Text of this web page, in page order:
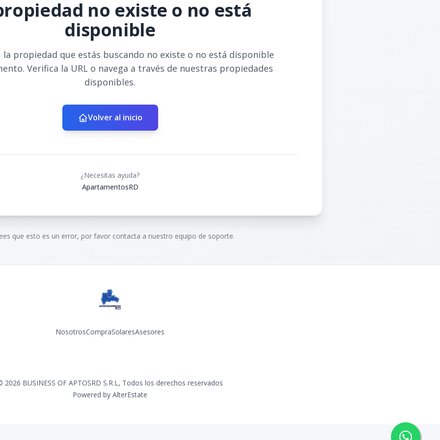
no existe o no está
disponible
propiedad que estás buscando no existe o no está disponible
Verifica la URL o navega a través de nuestras propiedades
disponibles.
Volver al inicio
¿Necesitas ayuda?
ApartamentosRD
que esto es un error, por favor contacta a nuestro equipo de soporte.
NosotrosCompraSolaresAsesores
2026 BUSINESS OF APTOSRD S.R.L, Todos los derechos reservados
Powered by AlterEstate